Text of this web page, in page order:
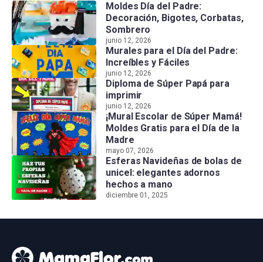
Moldes Día del Padre:
Decoración, Bigotes, Corbatas,
Sombrero
junio 12, 2026
Murales para el Día del Padre:
Increíbles y Fáciles
junio 12, 2026
Diploma de Súper Papá para
imprimir
junio 12, 2026
¡Mural Escolar de Súper Mamá!
Moldes Gratis para el Día de la
Madre
mayo 07, 2026
Esferas Navideñas de bolas de
unicel: elegantes adornos
hechos a mano
diciembre 01, 2025